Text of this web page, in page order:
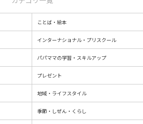
ことば・絵本
インターナショナル・プリスクール
パパママの学習・スキルアップ
プレゼント
地域・ライフスタイル
季節・しぜん・くらし